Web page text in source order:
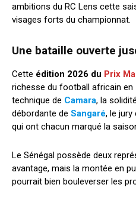
ambitions du RC Lens cette
visages forts du championnat.
Une bataille ouverte
Cette édition 2026 du Prix
richesse du football africain en
technique de Camara, la
débordante de Sangaré, le jury
qui ont chacun marqué la
Le Sénégal possède deux
avantage, mais la montée en
pourrait bien bouleverser les